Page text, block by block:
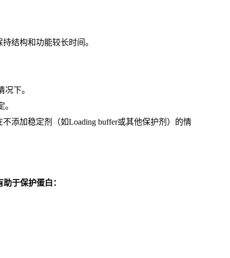
结构和功能较长时间。
下。
添加稳定剂（如Loading buffer或其他保护剂）的情
于保护蛋白：